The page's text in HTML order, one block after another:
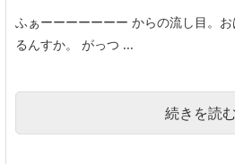
ふぁーーーーーーー からの流し目。
るんすか。 がっつ ...
続きを読む